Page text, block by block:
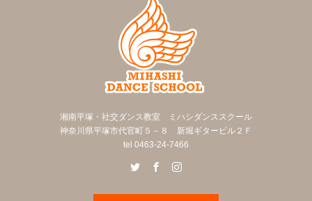
湘南平塚・社交ダンス教室 ミハシダンススクール
神奈川県平塚市代官町５－８ 新堀ギタービル２Ｆ
tel 0463-24-7466